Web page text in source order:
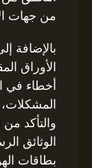
من جهات
بالإضافة
الأوراق
أخطاء في
المشكلات،
والتأكد
الوثائق
بطاقات